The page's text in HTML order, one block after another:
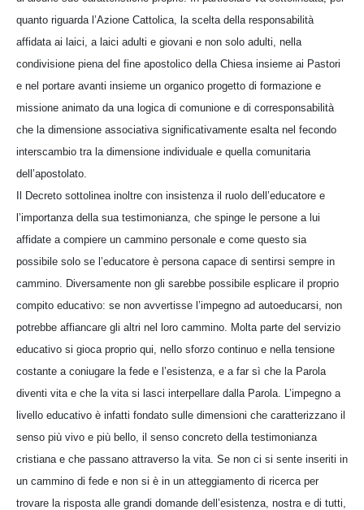
quanto riguarda l’Azione Cattolica, la scelta della responsabilità
affidata ai laici, a laici adulti e giovani e non solo adulti, nella
condivisione piena del fine apostolico della Chiesa insieme ai Pastori
e nel portare avanti insieme un organico progetto di formazione e
missione animato da una logica di comunione e di corresponsabilità
che la dimensione associativa significativamente esalta nel fecondo
interscambio tra la dimensione individuale e quella comunitaria
dell’apostolato.
Il Decreto sottolinea inoltre con insistenza il ruolo dell’educatore e
l’importanza della sua testimonianza, che spinge le persone a lui
affidate a compiere un cammino personale e come questo sia
possibile solo se l’educatore è persona capace di sentirsi sempre in
cammino. Diversamente non gli sarebbe possibile esplicare il proprio
compito educativo: se non avvertisse l’impegno ad autoeducarsi, non
potrebbe affiancare gli altri nel loro cammino. Molta parte del servizio
educativo si gioca proprio qui, nello sforzo continuo e nella tensione
costante a coniugare la fede e l’esistenza, e a far sì che la Parola
diventi vita e che la vita si lasci interpellare dalla Parola. L’impegno a
livello educativo è infatti fondato sulle dimensioni che caratterizzano il
senso più vivo e più bello, il senso concreto della testimonianza
cristiana e che passano attraverso la vita. Se non ci si sente inseriti in
un cammino di fede e non si è in un atteggiamento di ricerca per
trovare la risposta alle grandi domande dell’esistenza, nostra e di tutti,